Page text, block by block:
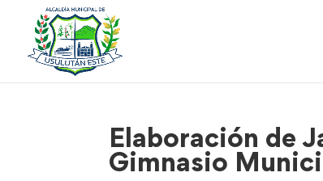
Elaboración de
Gimnasio